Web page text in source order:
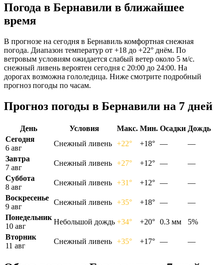
Погода в Бернавили в ближайшее
время
В прогнозе на сегодня в Бернавиль комфортная снежная
погода. Диапазон температур от +18 до +22° днём. По
ветровым условиям ожидается слабый ветер около 5 м/с.
снежный ливень вероятен сегодня с 20:00 до 24:00. На
дорогах возможна гололедица. Ниже смотрите подробный
прогноз погоды по часам.
Прогноз погоды в Бернавили на 7 дней
День Условия Макс. Мин. Осадки Дождь
Сегодня
6 авг
Снежный ливень +22° +18° —
—
Завтра
7 авг
Снежный ливень +27° +12° —
—
Суббота
8 авг
Снежный ливень +31° +12° —
—
Воскресенье
9 авг
Снежный ливень +35° +18° —
—
Понедельник
10 авг
Небольшой дождь +34° +20° 0.3 мм
5%
Вторник
11 авг
Снежный ливень +35° +17° — —